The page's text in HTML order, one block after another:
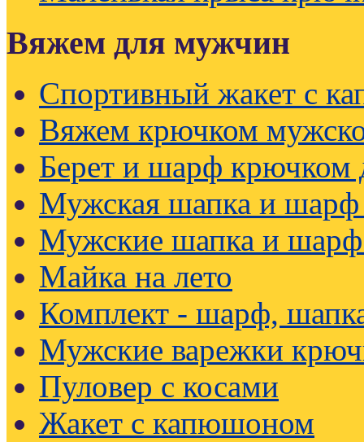
Вяжем для мужчин
Спортивный жакет с
Вяжем крючком
Берет и шарф
Мужская шапка и шарф
Мужские шапка и
Майка на лето
Комплект - шарф,
Мужские варежки
Пуловер с косами
Жакет с капюшоном